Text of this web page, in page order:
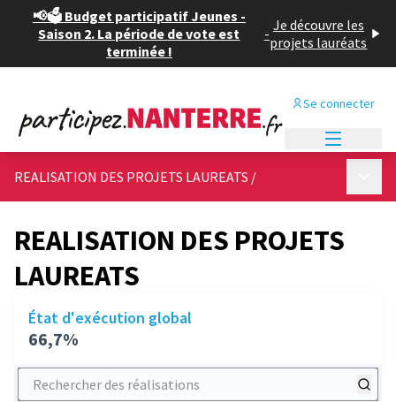
📢🗳️ Budget participatif Jeunes -
Saison 2. La période de vote est
terminée !
- Je découvre les
projets lauréats
Se connecter
REALISATION DES PROJETS LAUREATS /
REALISATION DES PROJETS
LAUREATS
État d'exécution global
66,7%
Rechercher des réalisations